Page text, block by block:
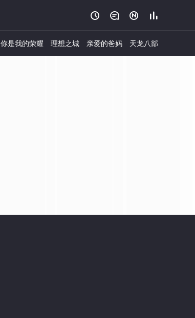
   
你是我的荣耀 理想之城 亲爱的爸妈 天龙八部